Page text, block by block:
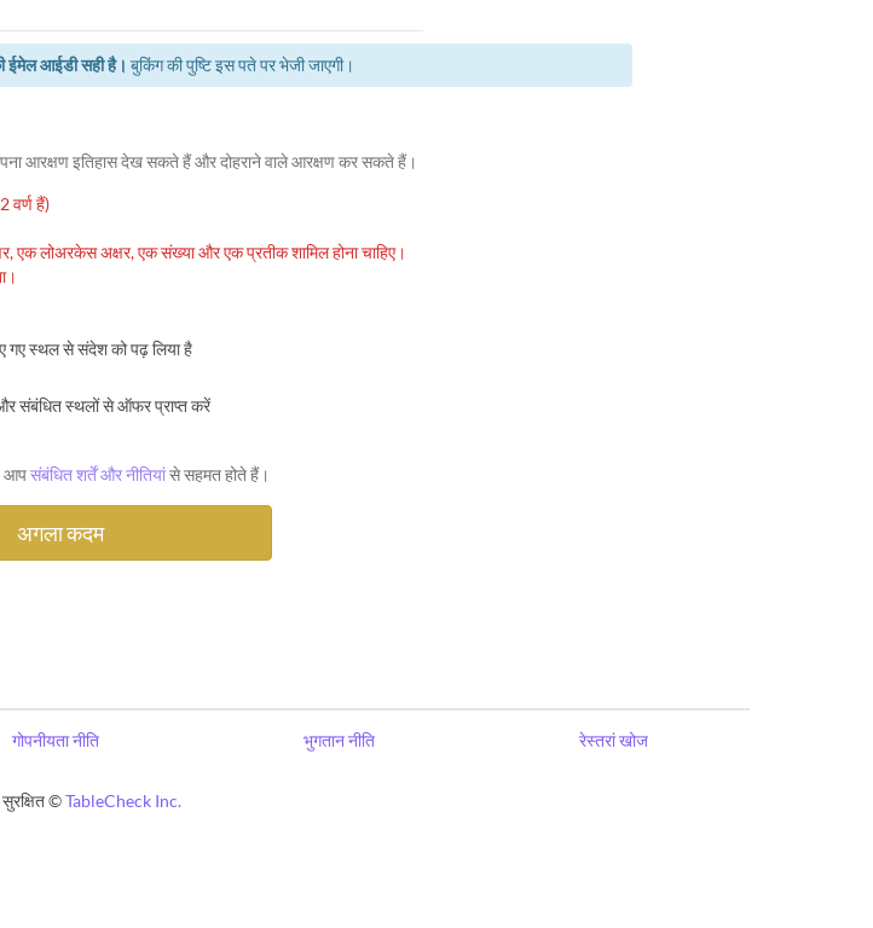
ईमेल आईडी सही है। बुकिंग की पुष्टि इस पते पर भेजी जाएगी।
आरक्षण इतिहास देख सकते हैं और दोहराने वाले आरक्षण कर सकते हैं।
वर्ण हैं)
एक लोअरकेस अक्षर, एक संख्या और एक प्रतीक शामिल होना चाहिए।
गए स्थल से संदेश को पढ़ लिया है
संबंधित स्थलों से ऑफर प्राप्त करें
आपसंबंधित शर्तें और नीतियांसे सहमत होते हैं।
गोपनीयता नीति भुगतान नीति रेस्तरां खोज
सुरक्षित ©TableCheck Inc.